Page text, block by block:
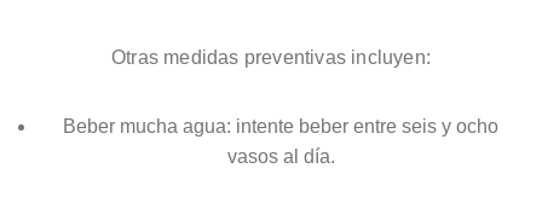
Otras medidas preventivas incluyen:
Beber mucha agua: intente beber entre seis y ocho
vasos al día.